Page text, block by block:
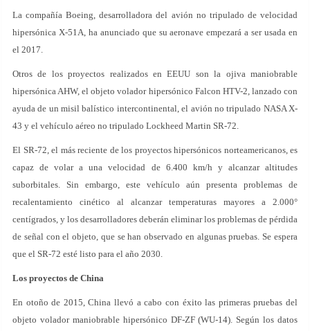
La compañía Boeing, desarrolladora del avión no tripulado de velocidad
hipersónica X-51A, ha anunciado que su aeronave empezará a ser usada en
el 2017.
Otros de los proyectos realizados en EEUU son la ojiva maniobrable
hipersónica AHW, el objeto volador hipersónico Falcon HTV-2, lanzado con
ayuda de un misil balístico intercontinental, el avión no tripulado NASA X-
43 y el vehículo aéreo no tripulado Lockheed Martin SR-72.
El SR-72, el más reciente de los proyectos hipersónicos norteamericanos, es
capaz de volar a una velocidad de 6.400 km/h y alcanzar altitudes
suborbitales. Sin embargo, este vehículo aún presenta problemas de
recalentamiento cinético al alcanzar temperaturas mayores a 2.000°
centígrados, y los desarrolladores deberán eliminar los problemas de pérdida
de señal con el objeto, que se han observado en algunas pruebas. Se espera
que el SR-72 esté listo para el año 2030.
Los proyectos de China
En otoño de 2015, China llevó a cabo con éxito las primeras pruebas del
objeto volador maniobrable hipersónico DF-ZF (WU-14). Según los datos